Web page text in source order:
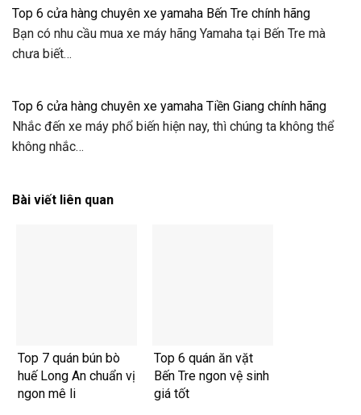
Top 6 cửa hàng chuyên xe yamaha Bến Tre chính hãng
Bạn có nhu cầu mua xe máy hãng Yamaha tại Bến Tre mà
chưa biết…
Top 6 cửa hàng chuyên xe yamaha Tiền Giang chính hãng
Nhắc đến xe máy phổ biến hiện nay, thì chúng ta không thể
không nhắc…
Bài viết liên quan
Top 7 quán bún bò
huế Long An chuẩn vị
ngon mê li
Top 6 quán ăn vặt
Bến Tre ngon vệ sinh
giá tốt